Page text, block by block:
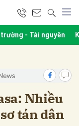
trường - Tài nguyên
Nhiều
tán dân